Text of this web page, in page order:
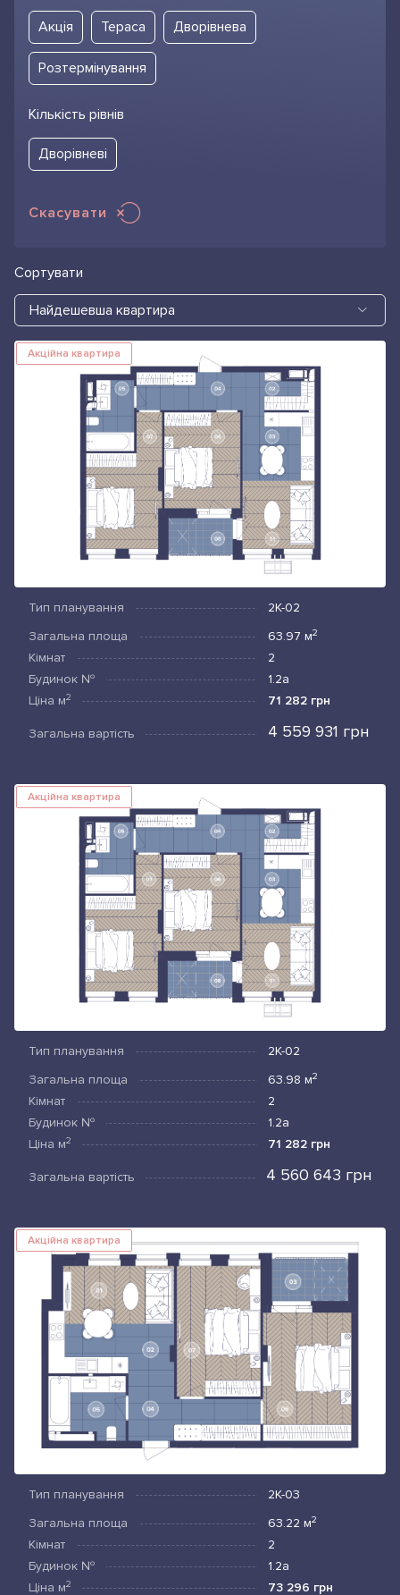
Акція Тераса Дворівнева
Розтермінування
Кількість рівнів
Дворівневі
Скасувати
Сортувати
Найдешевша квартира
Акційна квартира
Тип планування
2К-02
Загальна площа
63.97 м2
Кімнат
2
Будинок №
1.2а
Ціна м2 71 282 грн
Загальна вартість 4 559 931 грн
Акційна квартира
Тип планування
2К-02
Загальна площа
63.98 м2
Кімнат
2
Будинок №
1.2а
Ціна м2 71 282 грн
Загальна вартість 4 560 643 грн
Акційна квартира
Тип планування
2К-03
Загальна площа
63.22 м2
Кімнат
2
Будинок №
1.2а
Ціна м2 73 296 грн